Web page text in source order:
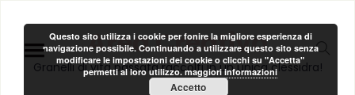
Area Creativa
Granelli di vita passata raccolti in un unica clessidra!
Questo sito utilizza i cookie per fonire la migliore esperienza di
navigazione possibile. Continuando a utilizzare questo sito senza
modificare le impostazioni dei cookie o clicchi su "Accetta"
permetti al loro utilizzo.maggiori informazioni
Accetto